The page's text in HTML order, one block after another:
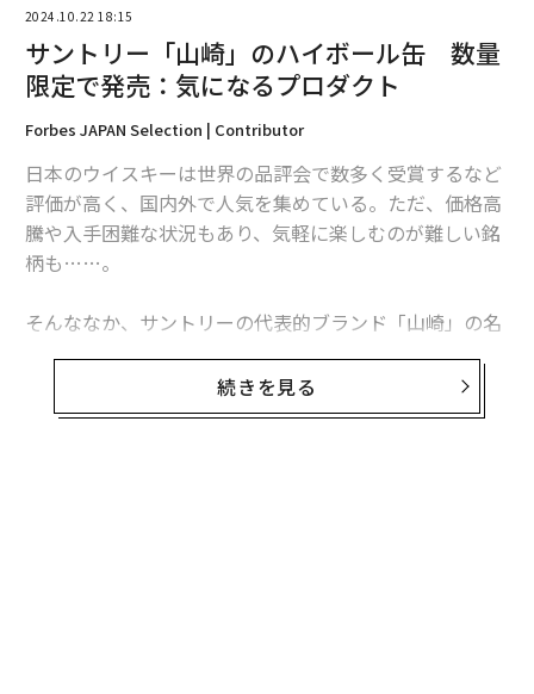
2024.10.22 18:15
サントリー「山崎」のハイボール缶 数量
限定で発売：気になるプロダクト
Forbes JAPAN Selection | Contributor
日本のウイスキーは世界の品評会で数多く受賞するなど
評価が高く、国内外で人気を集めている。ただ、価格高
騰や入手困難な状況もあり、気軽に楽しむのが難しい銘
柄も……。
そんななか、サントリーの代表的ブランド「山崎」の名
サントリープレミアムハイボール山崎 ＜華やかで濃厚な
味わい＞
続きを見る